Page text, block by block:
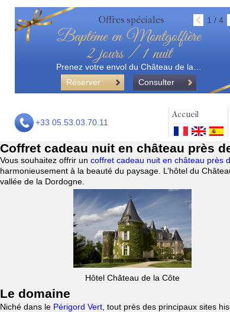
Offres spéciales 1 / 4
Baptême en Montgolfière
2 jours / 1 nuit
Prenez votre envol du Château de la…
Réserver
Consulter
+33 05.53.03.70.11
Accueil
Coffret cadeau nuit en château près
Vous souhaitez offrir un coffret cadeau nuit en château près
harmonieusement à la beauté du paysage. L’hôtel du
vallée de la Dordogne.
Hôtel Château de la Côte
Le domaine
Niché dans le Périgord Vert , tout près des principaux sites